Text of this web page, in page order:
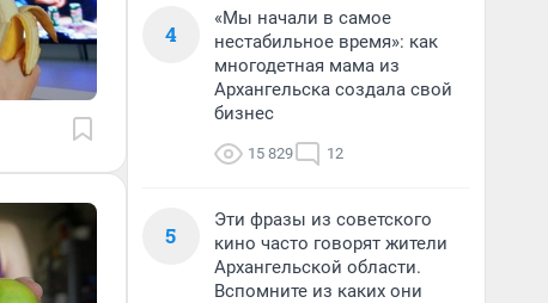
4
«Мы начали в самое
нестабильное время»: как
многодетная мама из
Архангельска создала свой
бизнес
15 829 12
5
Эти фразы из советского
кино часто говорят жители
Архангельской области.
Вспомните из каких они